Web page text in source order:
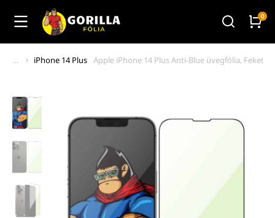
You are here:
iPhone 14 Plus Apple iPhone 14 Plus Anti-Blue üvegfólia, Fekete